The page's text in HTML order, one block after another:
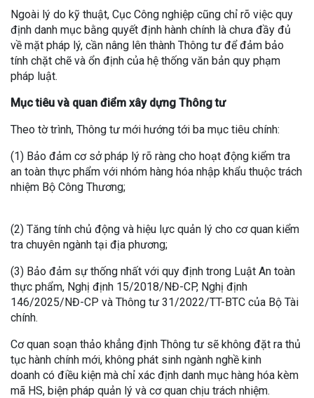
Ngoài lý do kỹ thuật, Cục Công nghiệp cũng chỉ rõ việc quy
định danh mục bằng quyết định hành chính là chưa đầy đủ
về mặt pháp lý, cần nâng lên thành Thông tư để đảm bảo
tính chặt chẽ và ổn định của hệ thống văn bản quy phạm
pháp luật.
Mục tiêu và quan điểm xây dựng Thông tư
Theo tờ trình, Thông tư mới hướng tới ba mục tiêu chính:
(1) Bảo đảm cơ sở pháp lý rõ ràng cho hoạt động kiểm tra
an toàn thực phẩm với nhóm hàng hóa nhập khẩu thuộc trách
nhiệm Bộ Công Thương;
(2) Tăng tính chủ động và hiệu lực quản lý cho cơ quan kiểm
tra chuyên ngành tại địa phương;
(3) Bảo đảm sự thống nhất với quy định trong Luật An toàn
thực phẩm, Nghị định 15/2018/NĐ-CP, Nghị định
146/2025/NĐ-CP và Thông tư 31/2022/TT-BTC của Bộ Tài
chính.
Cơ quan soạn thảo khẳng định Thông tư sẽ không đặt ra thủ
tục hành chính mới, không phát sinh ngành nghề kinh
doanh có điều kiện mà chỉ xác định danh mục hàng hóa kèm
mã HS, biện pháp quản lý và cơ quan chịu trách nhiệm.